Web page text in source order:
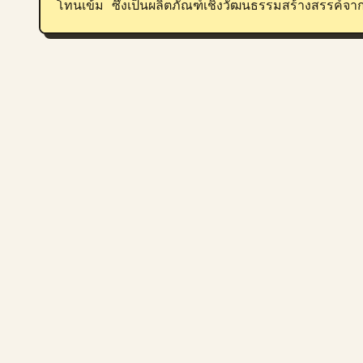
โทนเข้ม ซึ่งเป็นผลิตภัณฑ์เชิงวัฒนธรรมสร้างสรรค์จา